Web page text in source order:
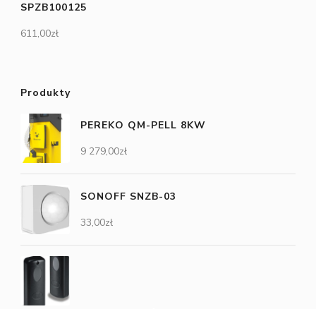
SPZB100125
611,00zł
Produkty
PEREKO QM-PELL 8KW
9 279,00zł
SONOFF SNZB-03
33,00zł